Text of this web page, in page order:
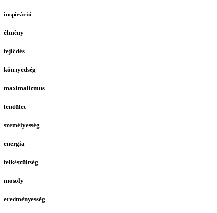
inspiráció
élmény
fejlődés
könnyedség
maximalizmus
lendület
személyesség
energia
felkészültség
mosoly
eredményesség